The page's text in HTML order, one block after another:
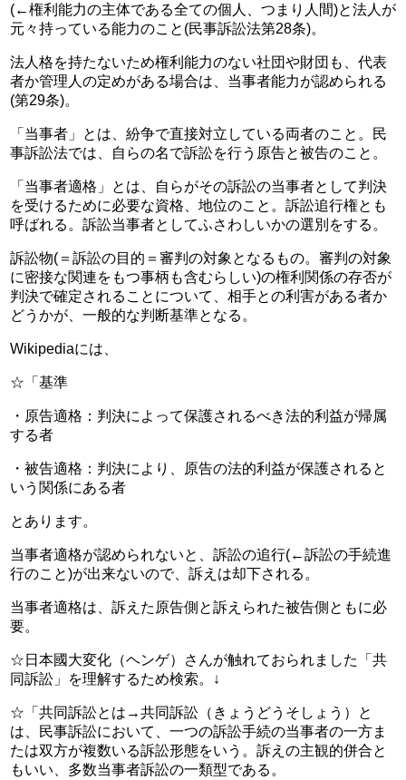
(←権利能力の主体である全ての個人、つまり人間)と法人が
元々持っている能力のこと(民事訴訟法第28条)。
法人格を持たないため権利能力のない社団や財団も、代表
者か管理人の定めがある場合は、当事者能力が認められる
(第29条)。
「当事者」とは、紛争で直接対立している両者のこと。民
事訴訟法では、自らの名で訴訟を行う原告と被告のこと。
「当事者適格」とは、自らがその訴訟の当事者として判決
を受けるために必要な資格、地位のこと。訴訟追行権とも
呼ばれる。訴訟当事者としてふさわしいかの選別をする。
訴訟物(＝訴訟の目的＝審判の対象となるもの。審判の対象
に密接な関連をもつ事柄も含むらしい)の権利関係の存否が
判決で確定されることについて、相手との利害がある者か
どうかが、一般的な判断基準となる。
Wikipediaには、
☆「基準
・原告適格：判決によって保護されるべき法的利益が帰属
する者
・被告適格：判決により、原告の法的利益が保護されると
いう関係にある者
とあります。
当事者適格が認められないと、訴訟の追行(←訴訟の手続進
行のこと)が出来ないので、訴えは却下される。
当事者適格は、訴えた原告側と訴えられた被告側ともに必
要。
☆日本國大変化（ヘンゲ）さんが触れておられました「共
同訴訟」を理解するため検索。↓
☆「共同訴訟とは→共同訴訟（きょうどうそしょう）と
は、民事訴訟において、一つの訴訟手続の当事者の一方ま
たは双方が複数いる訴訟形態をいう。訴えの主観的併合と
もいい、多数当事者訴訟の一類型である。